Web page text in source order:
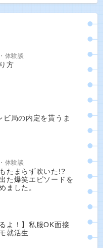
体験談
方
ビ局の内定を貰うま
体験談
たまらず吹いた!?
た爆笑エピソードを
ました。
よ！】私服OK面接
就活生